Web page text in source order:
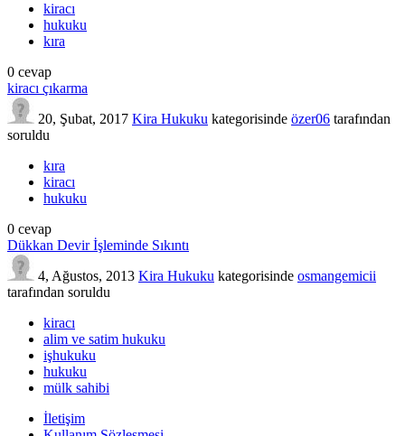
kiracı
hukuku
kıra
0 cevap
kiracı çıkarma
20, Şubat, 2017 Kira Hukuku kategorisinde özer06 tarafından
soruldu
kıra
kiracı
hukuku
0 cevap
Dükkan Devir İşleminde Sıkıntı
4, Ağustos, 2013 Kira Hukuku kategorisinde osmangemicii
tarafından soruldu
kiracı
alim ve satim hukuku
işhukuku
hukuku
mülk sahibi
İletişim